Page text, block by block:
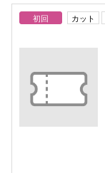
初回 カット